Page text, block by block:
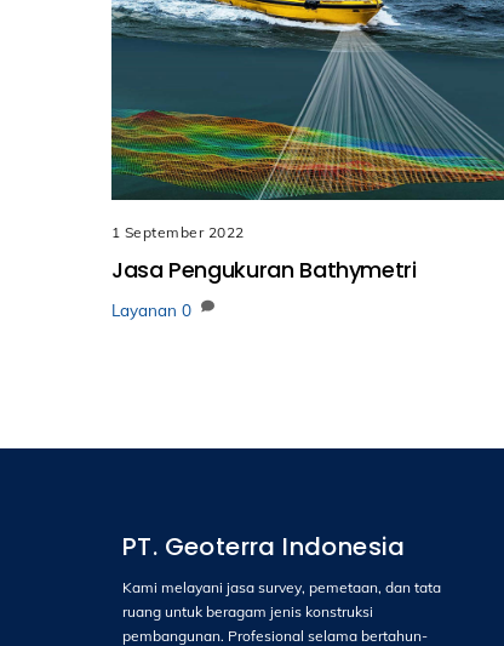
1 September 2022
Jasa Pengukuran Bathymetri
Layanan 0
PT. Geoterra Indonesia
Kami melayani jasa survey, pemetaan, dan tata
ruang untuk beragam jenis konstruksi
pembangunan. Profesional selama bertahun-